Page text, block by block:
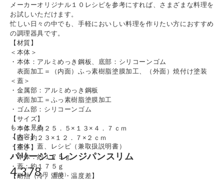
パリージュ レンジパンスリム
4,378
メーカーオリジナル１０レシピを参考にすれば、さまざまな料理を
お試しいただけます。
忙しい日々の中でも、手軽においしい料理を作りたい方におすすめ
の調理器具です。
【材質】
＜本体＞
・本体：アルミめっき鋼板、底部：シリコーンゴム
表面加工＝（内面）ふっ素樹脂塗膜加工、（外面）焼付け塗装
＜蓋＞
・金属部：アルミめっき鋼板
表面加工＝ふっ素樹脂塗膜加工
・ゴム部：シリコーンゴム
【サイズ】
・本体：約２５．５×１３×４．７ｃｍ
・蓋：約２３×１２．７×２ｃｍ
【重さ】
・本体：約１７５ｇ
・蓋：約１７５ｇ
【耐熱（冷）温度・温度差】
もっと見る
【内容】
・本体、蓋、レシピ（兼取扱説明書）